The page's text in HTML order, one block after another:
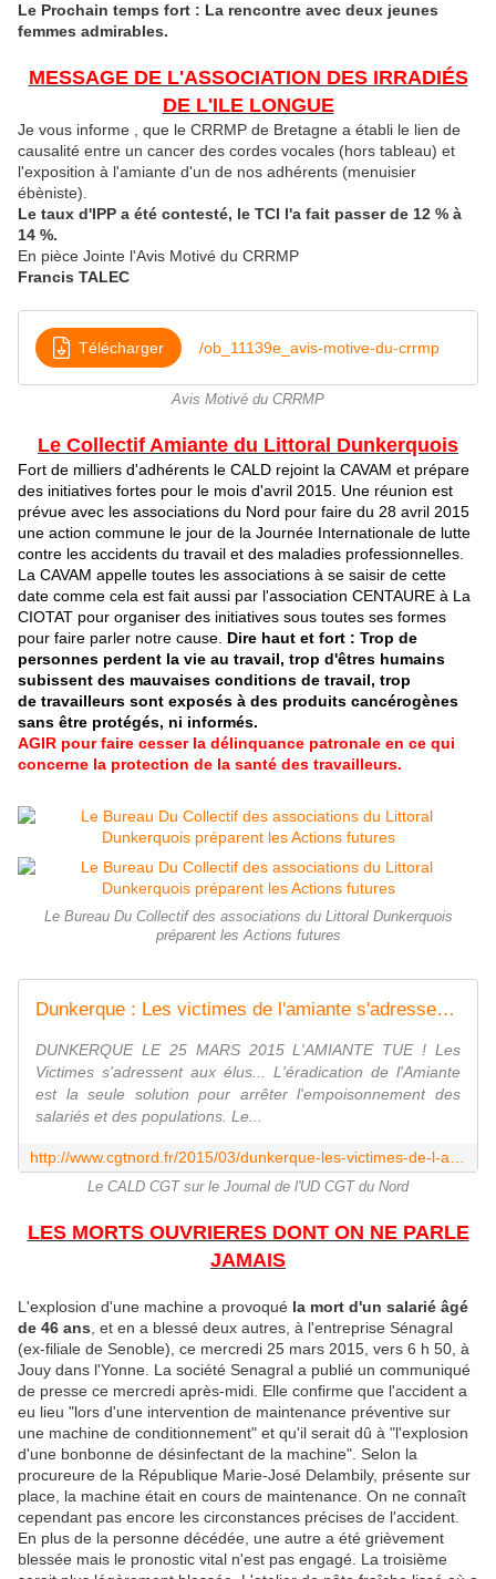
Le Prochain temps fort : La rencontre avec deux jeunes
femmes admirables.
MESSAGE DE L'ASSOCIATION DES IRRADIÉS
DE L'ILE LONGUE
Je vous informe , que le CRRMP de Bretagne a établi le lien de
causalité entre un cancer des cordes vocales (hors tableau) et
l'exposition à l'amiante d'un de nos adhérents (menuisier
ébèniste).
Le taux d'IPP a été contesté, le TCI l'a fait passer de 12 % à
14 %.
En pièce Jointe l'Avis Motivé du CRRMP
Francis TALEC
Télécharger /ob_11139e_avis-motive-du-crrmp
Avis Motivé du CRRMP
Le Collectif Amiante du Littoral Dunkerquois
Fort de milliers d'adhérents le CALD rejoint la CAVAM et prépare
des initiatives fortes pour le mois d'avril 2015. Une réunion est
prévue avec les associations du Nord pour faire du 28 avril 2015
une action commune le jour de la Journée Internationale de lutte
contre les accidents du travail et des maladies professionnelles.
La CAVAM appelle toutes les associations à se saisir de cette
date comme cela est fait aussi par l'association CENTAURE à La
CIOTAT pour organiser des initiatives sous toutes ses formes
pour faire parler notre cause. Dire haut et fort : Trop de
personnes perdent la vie au travail, trop d'êtres humains
subissent des mauvaises conditions de travail, trop
de travailleurs sont exposés à des produits cancérogènes
sans être protégés, ni informés.
AGIR pour faire cesser la délinquance patronale en ce qui
concerne la protection de la santé des travailleurs.
Le Bureau Du Collectif des associations du Littoral Dunkerquois
préparent les Actions futures
Dunkerque : Les victimes de l'amiante s'adressent aux élus... - cgtnord.fr - ud@cgtnord.fr - 03.20.62.11.62
DUNKERQUE LE 25 MARS 2015 L'AMIANTE TUE ! Les
Victimes s'adressent aux élus... L'éradication de l'Amiante
est la seule solution pour arrêter l'empoisonnement des
salariés et des populations. Le...
Le CALD CGT sur le Journal de l'UD CGT du Nord
LES MORTS OUVRIERES DONT ON NE PARLE
JAMAIS
L'explosion d'une machine a provoqué la mort d'un salarié âgé
de 46 ans , et en a blessé deux autres, à l'entreprise Sénagral
(ex-filiale de Senoble), ce mercredi 25 mars 2015, vers 6 h 50, à
Jouy dans l'Yonne. La société Senagral a publié un communiqué
de presse ce mercredi après-midi. Elle confirme que l'accident a
eu lieu "lors d'une intervention de maintenance préventive sur
une machine de conditionnement" et qu'il serait dû à "l'explosion
d'une bonbonne de désinfectant de la machine". Selon la
procureure de la République Marie-José Delambily, présente sur
place, la machine était en cours de maintenance. On ne connaît
cependant pas encore les circonstances précises de l'accident.
En plus de la personne décédée, une autre a été grièvement
blessée mais le pronostic vital n'est pas engagé. La troisième